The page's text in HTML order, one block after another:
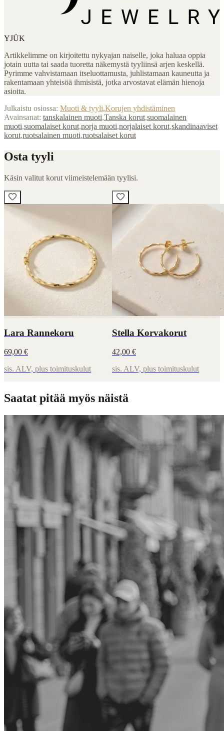
YJÜK
Artikkelimme on kirjoitettu nykyajan naiselle, joka haluaa oppia
jotain uutta tai saada tuoretta näkemystä tyyliinsä arjen keskellä.
Pyrimme vahvistamaan itseluottamusta, juhlistamaan kauneutta ja
rakentamaan yhteisöä ihmisistä, jotka arvostavat elämän hienoja
asioita.
Julkaistu osiossa: Muoti & tyyli,Korujen yhdistäminen
Avainsanat: tanskalainen muoti,Tanska korut,suomalainen
muoti,suomalaiset korut,norja muoti,norjalaiset korut,skandinaaviset
korut,ruotsalainen muoti,ruotsalaiset korut
Osta tyyli
Käsin valitut korut viimeistelemään tyylisi.
Lara Rannekoru
69,00 €
sis. ALV, plus toimituskulut
Stella Korvakorut
42,00 €
sis. ALV, plus toimituskulut
Saatat pitää myös näistä